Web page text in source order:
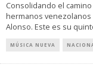
Consolidando el
hermanos
Alonso. Este es su
MÚSICA NUEVA